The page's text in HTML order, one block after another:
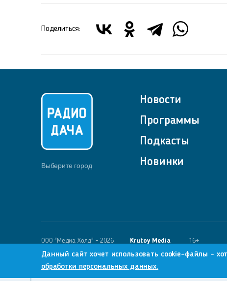
Поделиться:
Выберите город
Новости
Программы
Подкасты
Новинки
OOO "Медиа Холд" - 2026 Krutoy Media 16+
Данный сайт хочет использовать cookie-файлы -
обработки персональных данных.